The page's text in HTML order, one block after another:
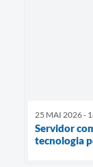
25 MAI 2026 -
Servidor
tecnologia